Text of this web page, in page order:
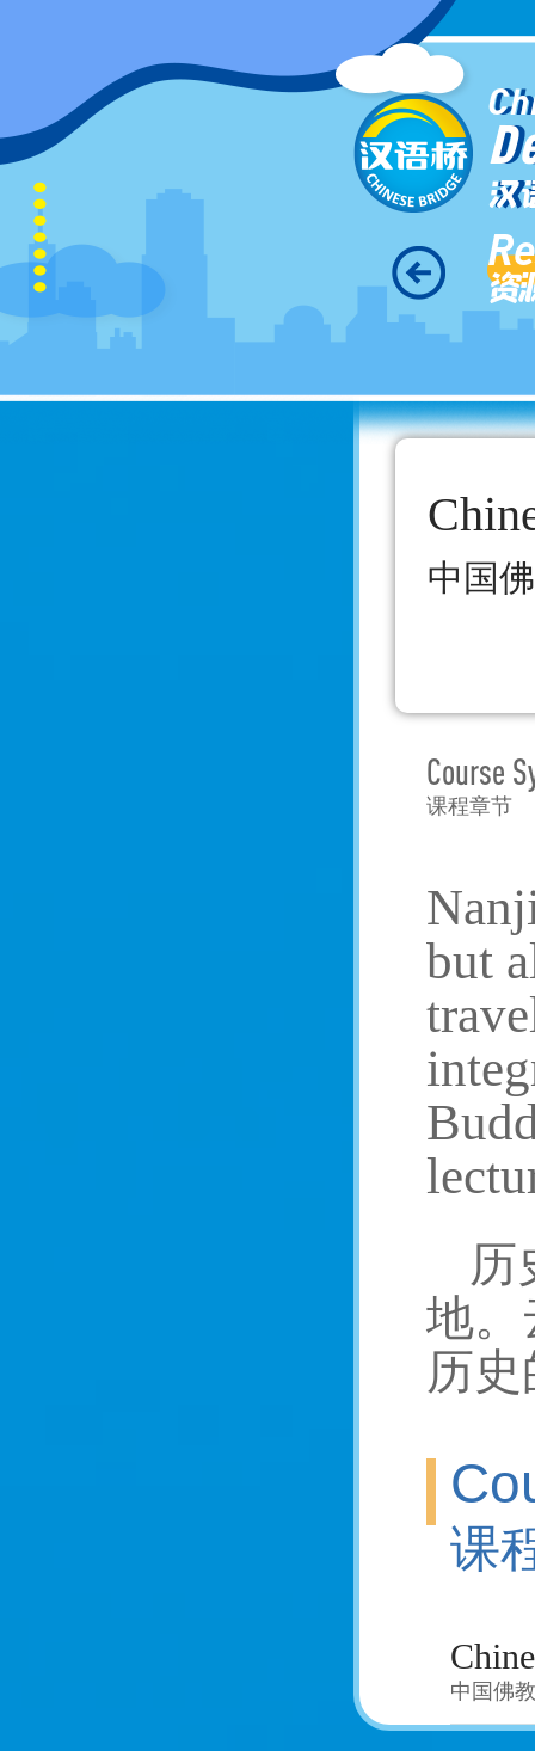
汉
资
中国
Course
课程章节
but
历
地。
历
课
中国佛